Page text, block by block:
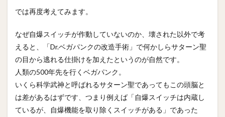
では再度考えてみます。
なぜ自爆スイッチが作動していないのか、壊された以外で考
えると、「Dr.ベガパンクの改造手術」で何かしらサターン聖
の目から逃れる仕掛けを加えたというのが自然です。
人類の500年先を行くベガパンク。
いくら科学武神と呼ばれるサターン聖であってもこの頭脳と
は差があるはずです、つまり例えば「自爆スイッチは内蔵し
ているが、自爆機能を取り除くスイッチがある」であった